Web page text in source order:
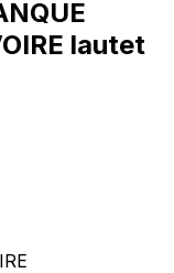
lautet